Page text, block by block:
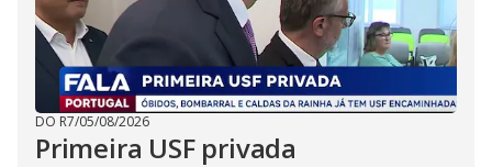
DO R7/05/08/2026
Primeira USF privada